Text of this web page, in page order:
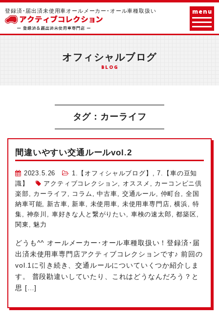
登録済･届出済未使用車オールメーカー･オール車種取扱い menu
オフィシャルブログ
BLOG
タグ：カーライフ
間違いやすい交通ルールvol.2
2023.5.26 1.【オフィシャルブログ】 ,7.【車の豆知
識】
アクティブコレクション オススメ
カーコンビニ倶
楽部
カーライフ コラム ,中古車 交通ルール 仲町台
全国
納車可能
新古車 新車 未使用車 未使用車専門店 ,横浜
特
集
神奈川 車好きな人と繋がりたい 車検の速太郎 ,都築区
関東
魅力
どうも^^ オールメーカー･オール車種取扱い！登録済･届
出済未使用車専門店アクティブコレクションです♪ 前回の
vol.1に引き続き、交通ルールについていくつか紹介しま
す。 普段勘違いしていたり、これはどうなんだろう？と
思 […]